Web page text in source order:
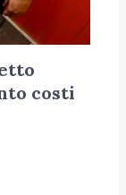
costi